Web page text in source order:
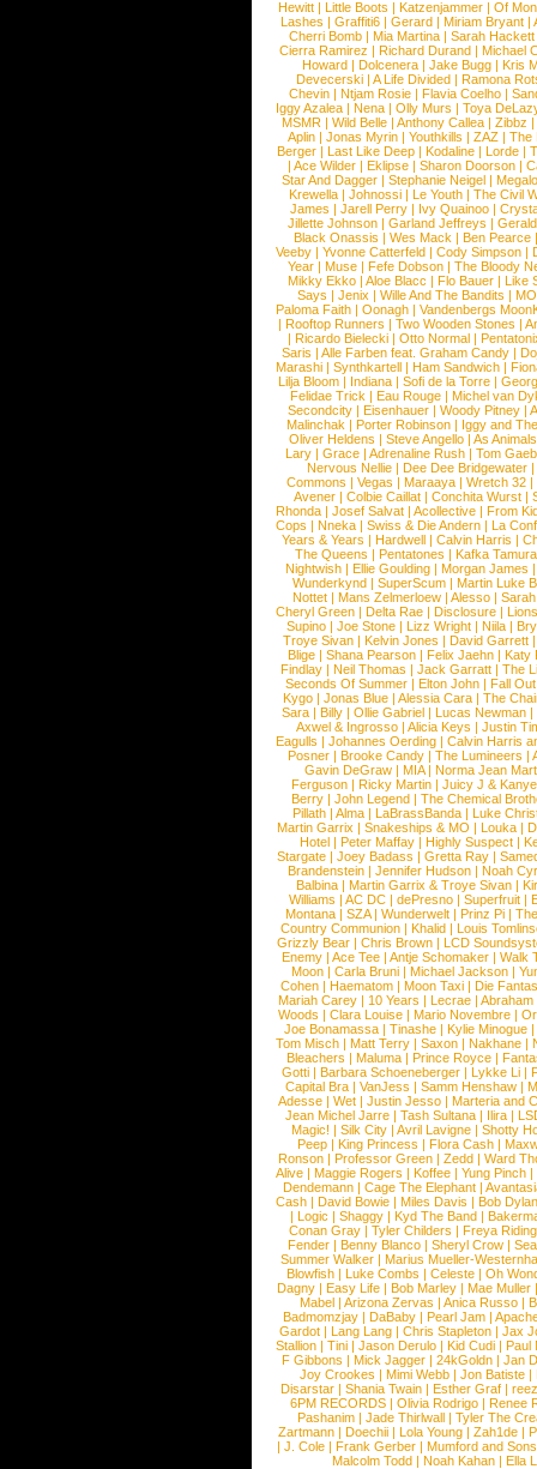
Hewitt |Little Boots |Katzenjammer |Of
Lashes |Graffiti6 |Gerard |Miriam Bryant |
Cherri Bomb | Mia Martina | Sarah Hackett
Cierra Ramirez | Richard Durand | Michael
Howard |Dolcenera |Jake Bugg |Kris
Devecerski |A Life Divided |Ramona
Chevin |Ntjam Rosie |Flavia Coelho |
Iggy Azalea | Nena | Olly Murs | Toya
MSMR |Wild Belle |Anthony Callea |Zibbz
Aplin | Jonas Myrin | Youthkills | ZAZ | The
Berger |Last Like Deep |Kodaline |Lorde |
|Ace Wilder |Eklipse |Sharon Doorson |
Star And Dagger | Stephanie Neigel |
Krewella | Johnossi | Le Youth | The Civil
James | Jarell Perry | Ivy Quainoo |
Jillette Johnson | Garland Jeffreys |
Black Onassis | Wes Mack | Ben Pearce
Veeby | Yvonne Catterfeld | Cody Simpson |
Year |Muse |Fefe Dobson |The Bloody
Mikky Ekko | Aloe Blacc | Flo Bauer | Like
Says | Jenix | Wille And The Bandits | MO
Paloma Faith |Oonagh |Vandenbergs
|Rooftop Runners |Two Wooden Stones |
| Ricardo Bielecki | Otto Normal |
Saris | Alle Farben feat. Graham Candy |
Marashi | Synthkartell | Ham Sandwich |
Lilja Bloom | Indiana | Sofi de la Torre |
Felidae Trick | Eau Rouge | Michel van
Secondcity |Eisenhauer |Woody Pitney |
Malinchak |Porter Robinson | Iggy and
Oliver Heldens |Steve Angello |As Animals
Lary | Grace | Adrenaline Rush | Tom
Nervous Nellie | Dee Dee Bridgewater |
Commons |Vegas |Maraaya |Wretch 32 |
Avener | Colbie Caillat | Conchita Wurst |
Rhonda | Josef Salvat | Acollective | From
Cops | Nneka | Swiss & Die Andern | La
Years & Years |Hardwell |Calvin Harris |
The Queens | Pentatones | Kafka Tamura
Nightwish |Ellie Goulding |Morgan James
Wunderkynd | SuperScum | Martin Luke
Nottet |Mans Zelmerloew |Alesso |
Cheryl Green |Delta Rae |Disclosure |
Supino |Joe Stone |Lizz Wright |Niila |
Troye Sivan | Kelvin Jones | David Garrett
Blige | Shana Pearson | Felix Jaehn | Katy
Findlay |Neil Thomas |Jack Garratt |The
Seconds Of Summer |Elton John |Fall
Kygo |Jonas Blue |Alessia Cara |The
Sara |Billy |Ollie Gabriel |Lucas Newman |
Axwel & Ingrosso | Alicia Keys | Justin
Eagulls |Johannes Oerding |Calvin Harris
Posner |Brooke Candy |The Lumineers |
Gavin DeGraw | MIA| Norma Jean
Ferguson | Ricky Martin | Juicy J &
Berry | John Legend | The Chemical
Pillath |Alma |LaBrassBanda |Luke
Martin Garrix | Snakeships & MO | Louka |
Hotel | Peter Maffay | Highly Suspect |
Stargate |Joey Badass |Gretta Ray |
Brandenstein |Jennifer Hudson |Noah
Balbina | Martin Garrix & Troye Sivan |
Williams |AC DC |dePresno |Superfruit |
Montana |SZA|Wunderwelt |Prinz Pi |
Country Communion | Khalid | Louis
Grizzly Bear | Chris Brown | LCD
Enemy | Ace Tee | Antje Schomaker | Walk
Moon |Carla Bruni |Michael Jackson |
Cohen |Haematom |Moon Taxi |Die
Mariah Carey | 10 Years | Lecrae | Abraham
Woods |Clara Louise |Mario Novembre |
Joe Bonamassa | Tinashe | Kylie Minogue |
Tom Misch |Matt Terry |Saxon |Nakhane |
Bleachers | Maluma | Prince Royce |
Gotti |Barbara Schoeneberger |Lykke Li |
Capital Bra |VanJess |Samm Henshaw |
Adesse |Wet |Justin Jesso |Marteria and
Jean Michel Jarre |Tash Sultana | Ilira |
Magic! | Silk City | Avril Lavigne | Shotty
Peep |King Princess |Flora Cash |
Ronson |Professor Green |Zedd |Ward
Alive |Maggie Rogers |Koffee |Yung Pinch |
Dendemann |Cage The Elephant |
Cash | David Bowie | Miles Davis | Bob Dylan
|Logic |Shaggy |Kyd The Band |
Conan Gray |Tyler Childers |Freya
Fender |Benny Blanco |Sheryl Crow |
Summer Walker |Marius Mueller-
Blowfish | Luke Combs | Celeste | Oh
Dagny |Easy Life |Bob Marley |Mae Muller
Mabel |Arizona Zervas |Anica Russo |
Badmomzjay |DaBaby |Pearl Jam |
Gardot | Lang Lang | Chris Stapleton | Jax
Stallion |Tini |Jason Derulo |Kid Cudi |Paul
F Gibbons | Mick Jagger | 24kGoldn | Jan
Joy Crookes | Mimi Webb | Jon Batiste |
Disarstar | Shania Twain | Esther Graf |
6PM RECORDS | Olivia Rodrigo | Renee
Pashanim |Jade Thirlwall |Tyler The
Zartmann | Doechii | Lola Young | Zah1de |
| J. Cole | Frank Gerber | Mumford and Sons
Malcolm Todd | Noah Kahan | Ella